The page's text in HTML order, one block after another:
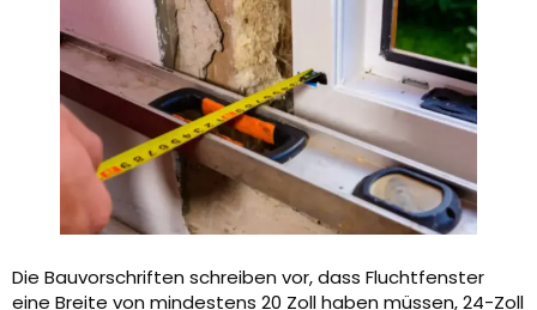
Die Bauvorschriften schreiben vor, dass Fluchtfenster
eine Breite von mindestens 20 Zoll haben müssen, 24-Zoll